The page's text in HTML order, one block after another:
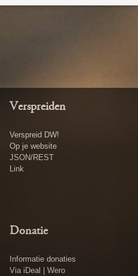
Verspreiden
Verspreid DW!
Op je website
JSON/REST
Link
Donatie
Informatie donaties
Via iDeal | Wero